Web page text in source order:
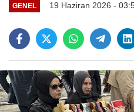
GENEL 19 Haziran 2026 -